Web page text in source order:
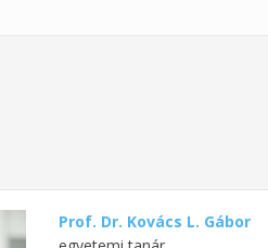
Prof. Dr. Kovács L. Gábor